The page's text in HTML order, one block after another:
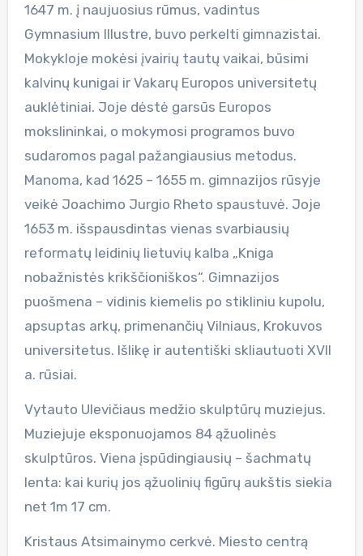
1647 m. į naujuosius rūmus, vadintus
Gymnasium Illustre, buvo perkelti gimnazistai.
Mokykloje mokėsi įvairių tautų vaikai, būsimi
kalvinų kunigai ir Vakarų Europos universitetų
auklėtiniai. Joje dėstė garsūs Europos
mokslininkai, o mokymosi programos buvo
sudaromos pagal pažangiausius metodus.
Manoma, kad 1625 – 1655 m. gimnazijos rūsyje
veikė Joachimo Jurgio Rheto spaustuvė. Joje
1653 m. išspausdintas vienas svarbiausių
reformatų leidinių lietuvių kalba „Kniga
nobažnistės krikščioniškos“. Gimnazijos
puošmena – vidinis kiemelis po stikliniu kupolu,
apsuptas arkų, primenančių Vilniaus, Krokuvos
universitetus. Išlikę ir autentiški skliautuoti XVII
a. rūsiai.
Vytauto Ulevičiaus medžio skulptūrų muziejus.
Muziejuje eksponuojamos 84 ąžuolinės
skulptūros. Viena įspūdingiausių – šachmatų
lenta: kai kurių jos ąžuolinių figūrų aukštis siekia
net 1m 17 cm.
Kristaus Atsimainymo cerkvė. Miesto centrą